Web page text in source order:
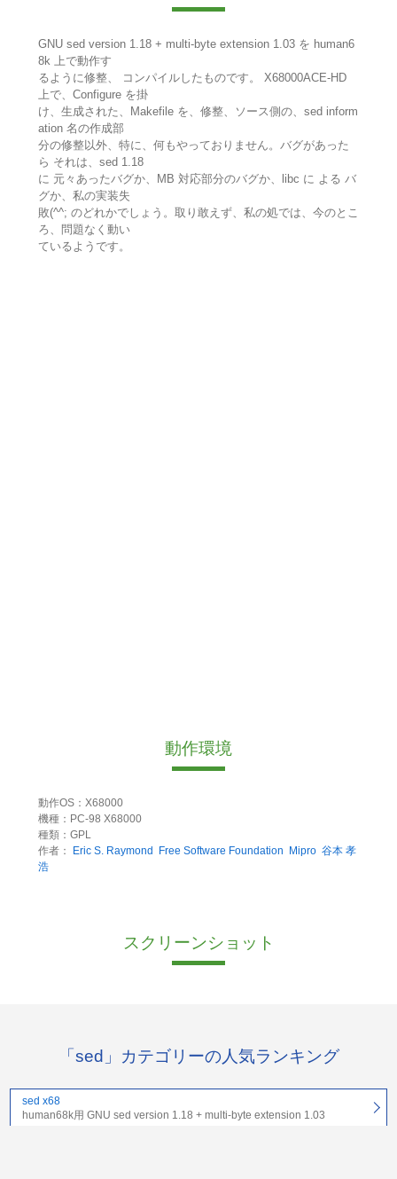
GNU sed version 1.18 + multi-byte extension 1.03 を human6
8k 上で動作す
るように修整、 コンパイルしたものです。 X68000ACE-HD
上で、Configure を掛
け、生成された、Makefile を、修整、ソース側の、sed inform
ation 名の作成部
分の修整以外、特に、何もやっておりません。バグがあった
ら それは、sed 1.18
に 元々あったバグか、MB 対応部分のバグか、libc に よる バ
グか、私の実装失
敗(^^; のどれかでしょう。取り敢えず、私の処では、今のとこ
ろ、問題なく動い
ているようです。
動作環境
動作OS：X68000
機種：PC-98 X68000
種類：GPL
作者：
Eric S. Raymond Free Software Foundation Mipro 谷本 孝
浩
スクリーンショット
「sed」カテゴリーの人気ランキング
sed x68
human68k用 GNU sed version 1.18 + multi-byte extension 1.03